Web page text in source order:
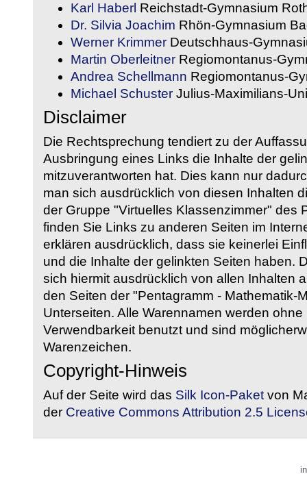
Karl Haberl Reichstadt-Gymnasium
Dr. Silvia Joachim Rhön-Gymnasium
Werner Krimmer Deutschhaus-
Martin Oberleitner Regiomontanus-
Andrea Schellmann Regiomontanus-
Michael Schuster Julius-Maximilians-
Disclaimer
Die Rechtsprechung tendiert zu der
Ausbringung eines Links die Inhalte der
mitzuverantworten hat. Dies kann nur
man sich ausdrücklich von diesen Inhalten
der Gruppe "Virtuelles Klassenzimmer" des
finden Sie Links zu anderen Seiten im
erklären ausdrücklich, dass sie keinerlei
und die Inhalte der gelinkten Seiten haben.
sich hiermit ausdrücklich von allen Inhalten
den Seiten der "Pentagramm - Mathematik-
Unterseiten. Alle Warennamen werden
Verwendbarkeit benutzt und sind
Warenzeichen.
Copyright-Hinweis
Auf der Seite wird das Silk Icon-Paket von
der Creative Commons Attribution 2.5